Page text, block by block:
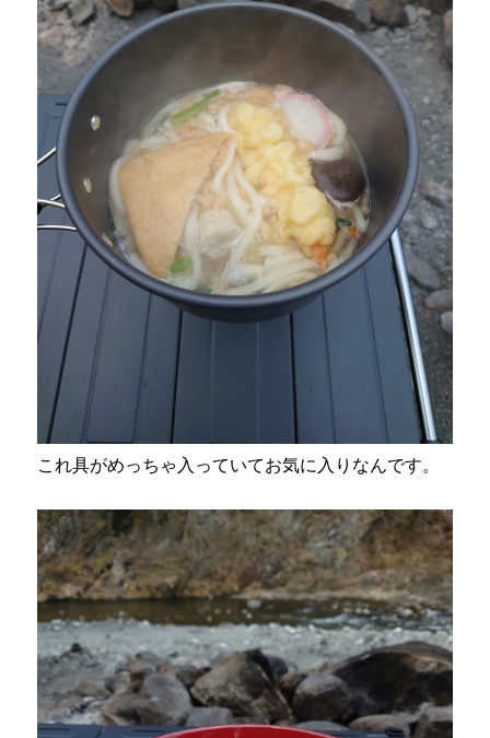
これ具がめっちゃ入っていてお気に入りなんです。